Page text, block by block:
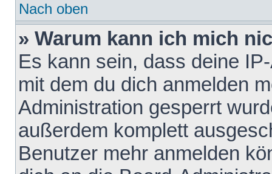
Nach oben
» Warum kann ich mich
Es kann sein, dass deine
mit dem du dich anmelden
Administration gesperrt
außerdem komplett
Benutzer mehr anmelden